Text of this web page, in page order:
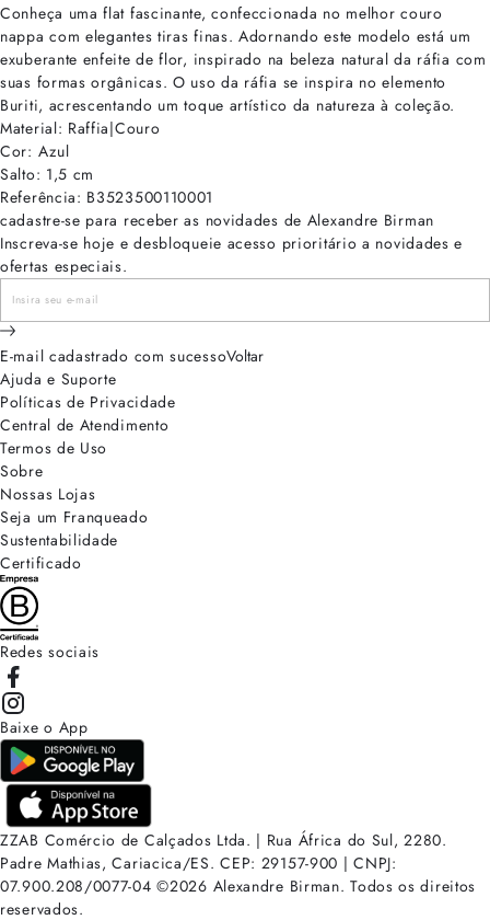
Conheça uma flat fascinante, confeccionada no melhor couro
nappa com elegantes tiras finas. Adornando este modelo está um
exuberante enfeite de flor, inspirado na beleza natural da ráfia com
suas formas orgânicas. O uso da ráfia se inspira no elemento
Buriti, acrescentando um toque artístico da natureza à coleção.
Material: Raffia|Couro
Cor: Azul
Salto: 1,5 cm
Referência: B3523500110001
cadastre-se para receber as novidades de Alexandre Birman
Inscreva-se hoje e desbloqueie acesso prioritário a novidades e
ofertas especiais.
E-mail cadastrado com sucessoVoltar
Ajuda e Suporte
Políticas de Privacidade
Central de Atendimento
Termos de Uso
Sobre
Nossas Lojas
Seja um Franqueado
Sustentabilidade
Certificado
Redes sociais
Baixe o App
ZZAB Comércio de Calçados Ltda. | Rua África do Sul, 2280.
Padre Mathias, Cariacica/ES. CEP: 29157-900 | CNPJ:
07.900.208/0077-04 ©2026 Alexandre Birman. Todos os direitos
reservados.